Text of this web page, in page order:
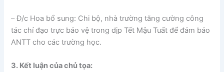
– Đ/c Hoa bổ sung: Chi bộ, nhà trường tăng cường công
tác chỉ đạo trực bảo vệ trong dịp Tết Mậu Tuất để đảm bảo
ANTT cho các trường học.
3. Kết luận của chủ tọa: